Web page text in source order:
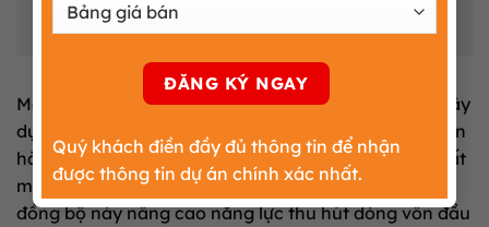
Quý khách điền đầy đủ thông tin để nhận
được thông tin dự án chính xác nhất.
Hình ảnh thực tế Khu công nghiệp Bờ Trái Sông Đà tại
Phú Thọ
Mạng lưới kỹ thuật công cộng đã được chủ đầu tư xây
dựng khép kín theo tiêu chuẩn hiện đại. Quy trình vận
hành thông minh giúp doanh nghiệp an tâm sản xuất
mà không lo ngại sự cố ngắt quãng tài nguyên. Sự
đồng bộ này nâng cao năng lực thu hút dòng vốn đầu